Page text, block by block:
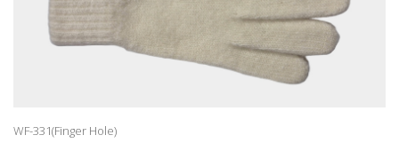
WF-331(Finger Hole)